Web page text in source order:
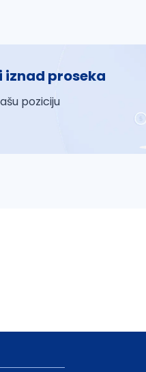
iznad proseka
poziciju